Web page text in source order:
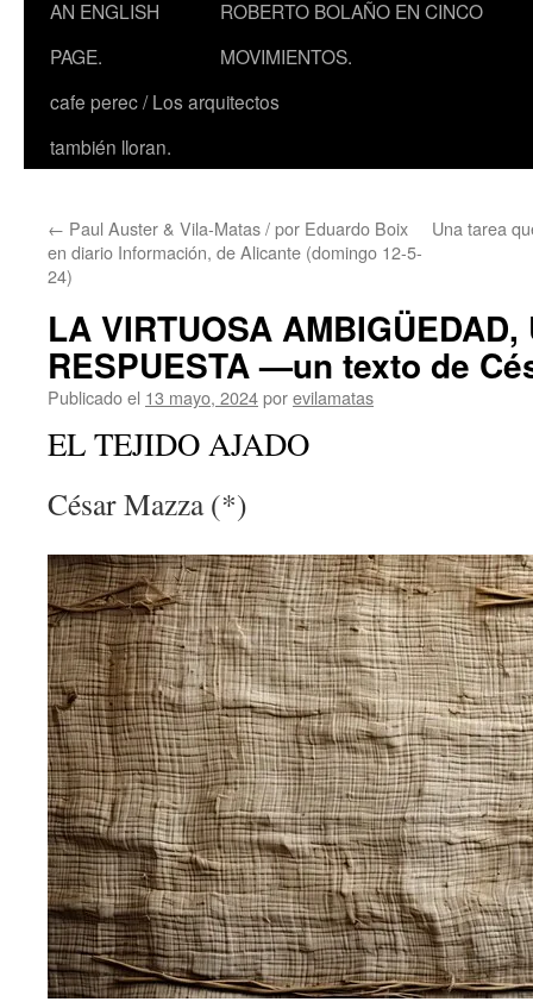
AN ENGLISH
PAGE.
ROBERTO BOLAÑO EN CINCO
MOVIMIENTOS.
cafe perec / Los arquitectos
también lloran.
← Paul Auster & Vila-Matas / por Eduardo Boix
en diario Información, de Alicante (domingo 12-5-
24)
Una tarea
LA VIRTUOSA AMBIGÜEDAD,
RESPUESTA —un texto de
Publicado el 13 mayo, 2024porevilamatas
EL TEJIDO AJADO
César Mazza (*)